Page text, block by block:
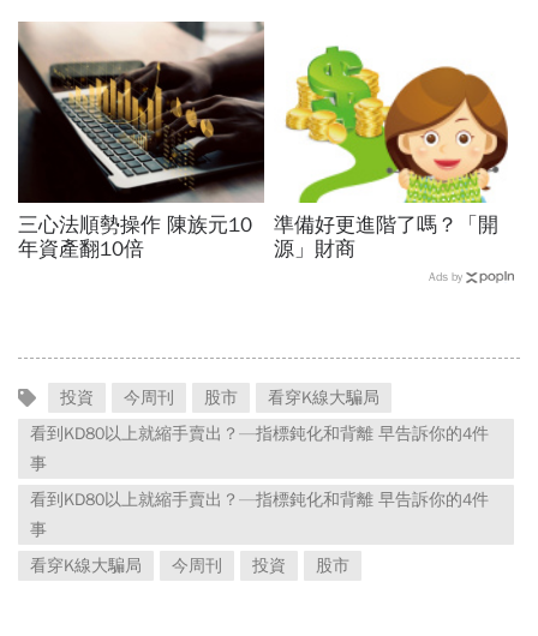
而是父母用錢換孩子的愛
三心法順勢操作 陳族元10
年資產翻10倍
準備好更進階了嗎？「開
源」財商
Ads by
投資 今周刊 股市
看穿K線大騙局
看到KD80以上就縮手賣出？—指標鈍化和背離 早告訴你的4件
事
看到KD80以上就縮手賣出？—指標鈍化和背離 早告訴你的4件
事
看穿K線大騙局
今周刊 投資 股市